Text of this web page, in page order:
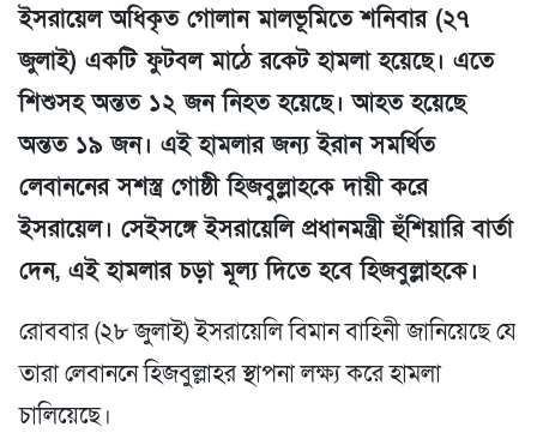
ইসরায়েল অধিকৃত গোলান মালভূমিতে শনিবার (২৭
জুলাই) একটি ফুটবল মাঠে রকেট হামলা হয়েছে। এতে
শিশুসহ অন্তত ১২ জন নিহত হয়েছে। আহত হয়েছে
অন্তত ১৯ জন। এই হামলার জন্য ইরান সমর্থিত
লেবাননের সশস্ত্র গোষ্ঠী হিজবুল্লাহকে দায়ী করে
ইসরায়েল। সেইসঙ্গে ইসরায়েলি প্রধানমন্ত্রী হুঁশিয়ারি বার্তা
দেন, এই হামলার চড়া মূল্য দিতে হবে হিজবুল্লাহকে।
রোববার (২৮ জুলাই) ইসরায়েলি বিমান বাহিনী জানিয়েছে যে
তারা লেবাননে হিজবুল্লাহর স্থাপনা লক্ষ্য করে হামলা
চালিয়েছে।